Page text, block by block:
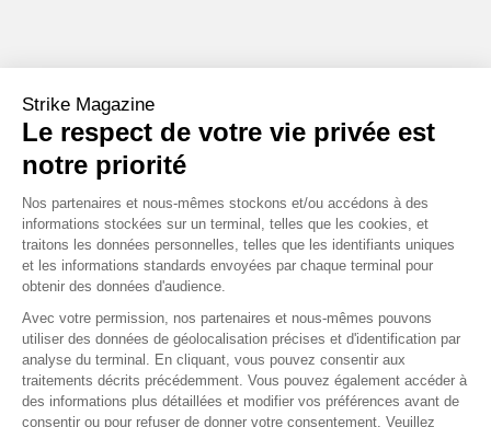
20000 $
C’est le niveau symbolique qu’a franchi le Bitcoin, chutant à
17 600 $ le samedi 18 juin.
Source : Bloomberg
-0, 25 %
C’est le nouveau taux directeur de la Banque centrale suisse
après une hausse de 50 points de base. Ce niveau reste bien
inférieur aux taux de la BCE et de la FED qui tentent d’endiguer
une inflation galopante.
Source : Les Échos
Strike Magazine
Le respect de votre vie privée est
notre priorité
Nos partenaires et nous-mêmes stockons et/ou accédons à des
informations stockées sur un terminal, telles que les cookies, et
traitons les données personnelles, telles que les identifiants uniques
et les informations standards envoyées par chaque terminal pour
obtenir des données d'audience.
Avec votre permission, nos partenaires et nous-mêmes pouvons
utiliser des données de géolocalisation précises et d'identification par
analyse du terminal. En cliquant, vous pouvez consentir aux
traitements décrits précédemment. Vous pouvez également accéder à
des informations plus détaillées et modifier vos préférences avant de
consentir ou pour refuser de donner votre consentement. Veuillez